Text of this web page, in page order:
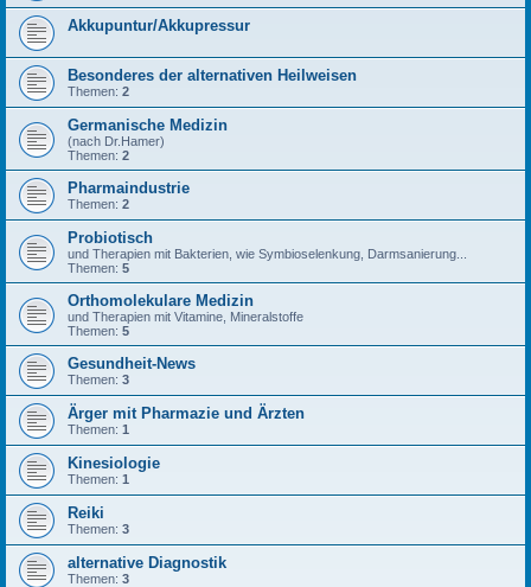
Akkupuntur/Akkupressur
Besonderes der alternativen Heilweisen
Themen: 2
Germanische Medizin
(nach Dr.Hamer)
Themen: 2
Pharmaindustrie
Themen: 2
Probiotisch
und Therapien mit Bakterien, wie Symbioselenkung, Darmsanierung...
Themen: 5
Orthomolekulare Medizin
und Therapien mit Vitamine, Mineralstoffe
Themen: 5
Gesundheit-News
Themen: 3
Ärger mit Pharmazie und Ärzten
Themen: 1
Kinesiologie
Themen: 1
Reiki
Themen: 3
alternative Diagnostik
Themen: 3